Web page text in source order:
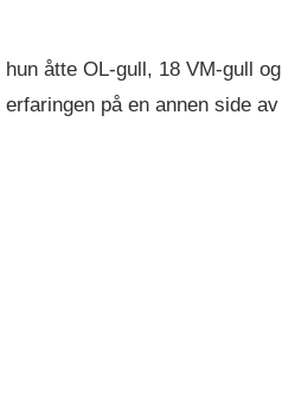
åtte OL-gull, 18 VM-gull og
på en annen side av